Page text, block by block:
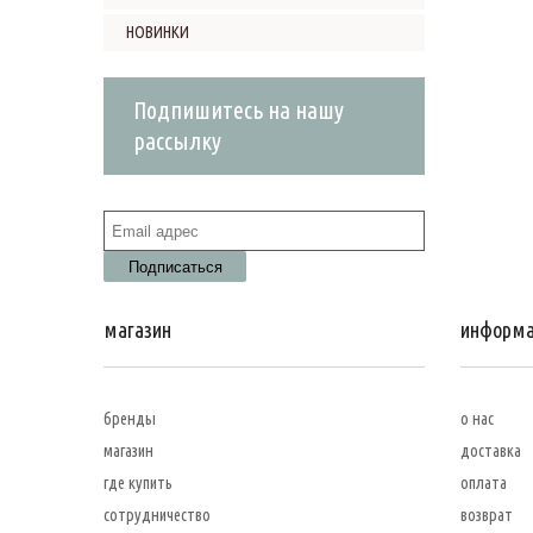
НОВИНКИ
Подпишитесь на нашу
рассылку
магазин
бренды
магазин
где купить
сотрудничество
о нас
доставка
оплата
возврат